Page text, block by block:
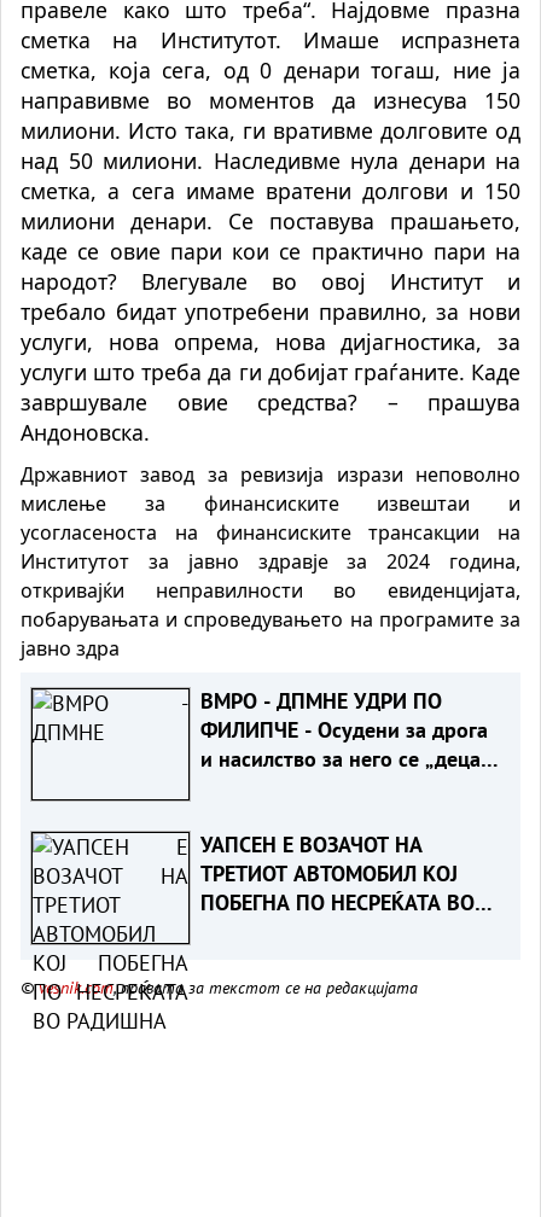
правеле како што треба“. Најдовме празна
сметка на Институтот. Имаше испразнета
сметка, која сега, од 0 денари тогаш, ние ја
направивме во моментов да изнесува 150
милиони. Исто така, ги вративме долговите од
над 50 милиони. Наследивме нула денари на
сметка, а сега имаме вратени долгови и 150
милиони денари. Се поставува прашањето,
каде се овие пари кои се практично пари на
народот? Влегувале во овој Институт и
требало бидат употребени правилно, за нови
услуги, нова опрема, нова дијагностика, за
услуги што треба да ги добијат граѓаните. Каде
завршувале овие средства? – прашува
Андоновска.
Државниот завод за ревизија изрази неповолно
мислење за финансиските извештаи и
усогласеноста на финансиските трансакции на
Институтот за јавно здравје за 2024 година,
откривајќи неправилности во евиденцијата,
побарувањата и спроведувањето на програмите за
јавно здра
ВМРО - ДПМНЕ УДРИ ПО
ФИЛИПЧЕ - Осудени за дрога
и насилство за него се „деца
УАПСЕН Е ВОЗАЧОТ НА
ТРЕТИОТ АВТОМОБИЛ КОЈ
ПОБЕГНА ПО НЕСРЕЌАТА ВО
©vesnik.com, правата за текстот се на редакцијата